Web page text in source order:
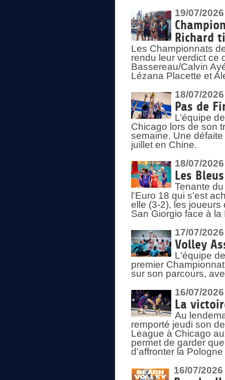
19/07/2026
Richard
Les Championnats
rendu leur verdict ce
Bassereau/Calvin
Lézana Placette et
18/07/2026
Pas de
L’équipe
Chicago lors de son
semaine. Une
juillet en Chine.
18/07/2026
Les
Tenante
l'Euro 18 qui s'est
elle (3-2), les
San Giorgio face à la
17/07/2026
Volley
L'équipe
premier
sur son parcours,
16/07/2026
La
Au
remporté jeudi son
League à Chicago
permet de garder
d'affronter la
16/07/2026